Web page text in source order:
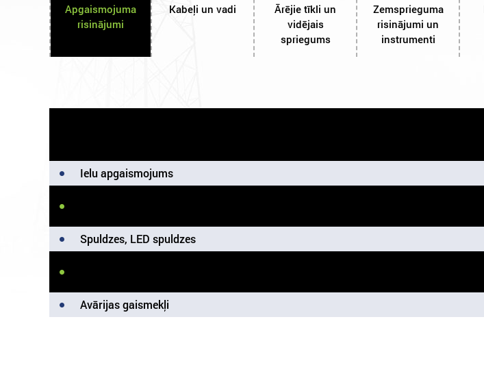
Apgaismojuma
risinājumi
Kabeļi un vadi
Ārējie tīkli un
vidējais
spriegums
Zemsprieguma
risinājumi un
instrumenti
Ielu apgaismojums
Spuldzes, LED spuldzes
Avārijas gaismekļi